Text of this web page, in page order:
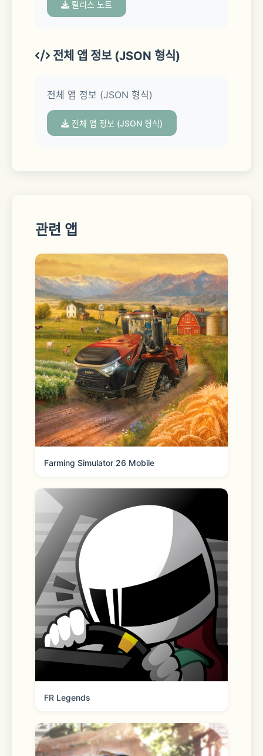
やがて大きな謎に巻き込まれていくこと
スカウトの意味、因縁の未解決事件……
アナタがたどり着く真実、そして正義と
はーー
マトリ・外交官・警察官・経営者・情報
名家の当主・ボディガード・闇医者・使
用人・研究者・学生など
さまざまな生き方を貫くヒーローが登
場。
魅力あふれる容貌や個性を持つカレら
は、物語を通して多彩な表情を見せてい
きます。
カレらの色々な一面を捉えた美麗イラス
トや、
豪華声優陣によるフルボイスカードスト
ーリーもお楽しみいただけます。
□■社会派サスペンス&ドラマチック恋
愛ストーリー■□
正義の意味を問うヒューマンドラマ×サ
スペンスのメインストーリー、
カレらの内面を深く知り、キズナを結ぶ
多種多様なシチュエーションや日々をカ
レらと共にするイベントストーリーな
릴리스 노트
전체 앱 정보 (JSON 형식)
전체 앱 정보 (JSON 형식)
전체 앱 정보 (JSON 형식)
관련 앱
Farming Simulator 26 Mobile
FR Legends